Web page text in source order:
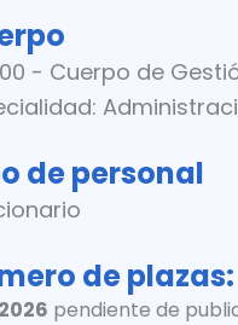
- Cuerpo de
de personal
de plazas:
pendiente de